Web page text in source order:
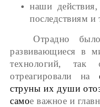
наши
последствиям и
Отрадно
развивающиеся в
технологий, так
отреагировали на
струны их души
самое важное и